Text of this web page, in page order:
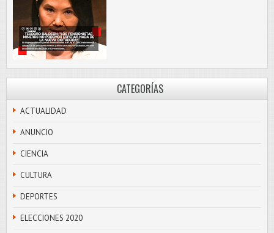
CATEGORÍAS
ACTUALIDAD
ANUNCIO
CIENCIA
CULTURA
DEPORTES
ELECCIONES 2020